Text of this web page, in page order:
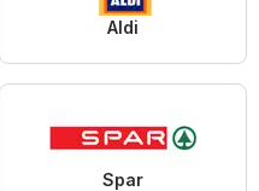
Aldi
Spar